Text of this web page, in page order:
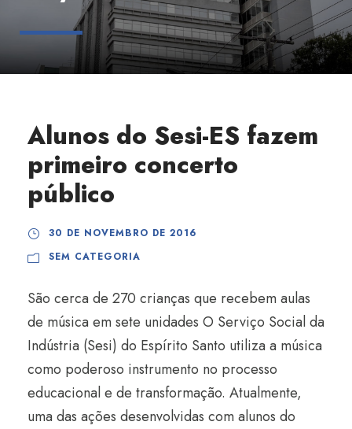
Alunos do Sesi-ES fazem
primeiro concerto
público
30 DE NOVEMBRO DE 2016
SEM CATEGORIA
São cerca de 270 crianças que recebem aulas
de música em sete unidades O Serviço Social da
Indústria (Sesi) do Espírito Santo utiliza a música
como poderoso instrumento no processo
educacional e de transformação. Atualmente,
uma das ações desenvolvidas com alunos do